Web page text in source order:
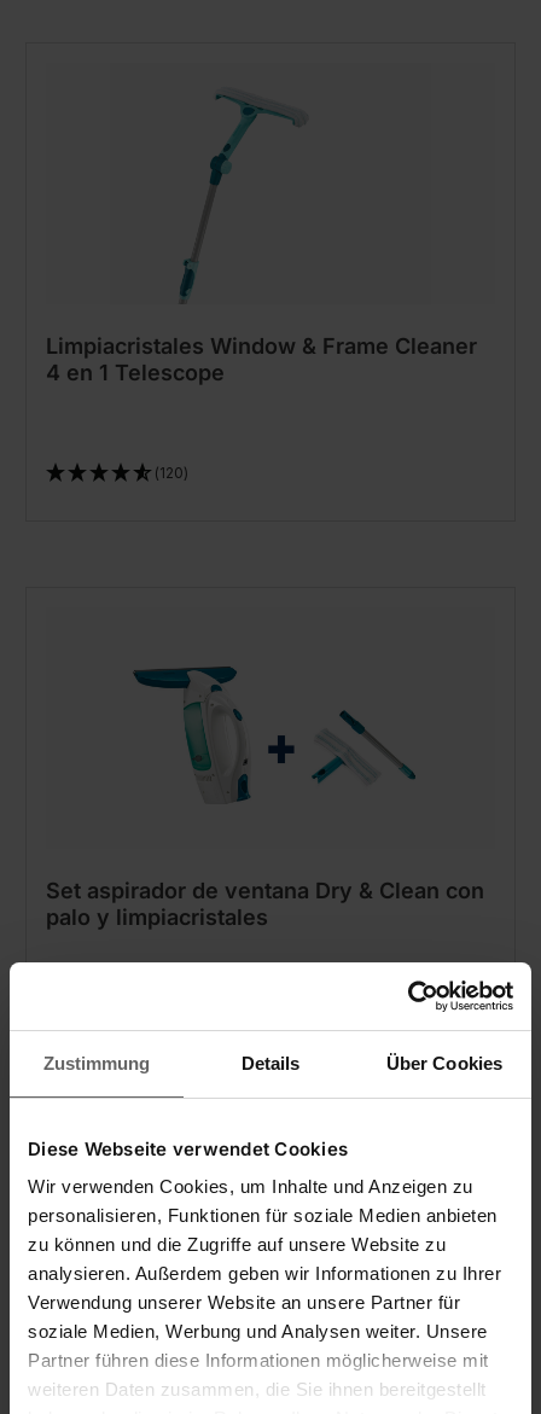
Zustimmung Details Über Cookies
Diese Webseite verwendet Cookies
Wir verwenden Cookies, um Inhalte und Anzeigen zu
personalisieren, Funktionen für soziale Medien anbieten
zu können und die Zugriffe auf unsere Website zu
analysieren. Außerdem geben wir Informationen zu Ihrer
Verwendung unserer Website an unsere Partner für
soziale Medien, Werbung und Analysen weiter. Unsere
Partner führen diese Informationen möglicherweise mit
weiteren Daten zusammen, die Sie ihnen bereitgestellt
Limpiacristales Window & Frame Cleaner
4 en 1 Telescope
(120)
Set aspirador de ventana Dry & Clean con
palo y limpiacristales